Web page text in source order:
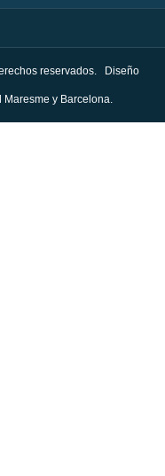
reservados. Diseño
y Barcelona.